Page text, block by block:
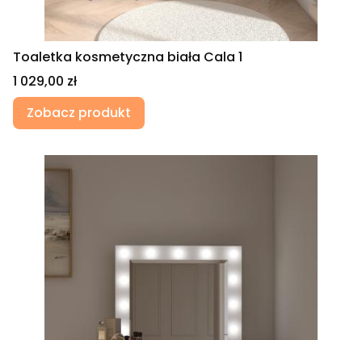
Toaletka kosmetyczna biała Cala 1
Cena
1 029,00 zł
Zobacz produkt